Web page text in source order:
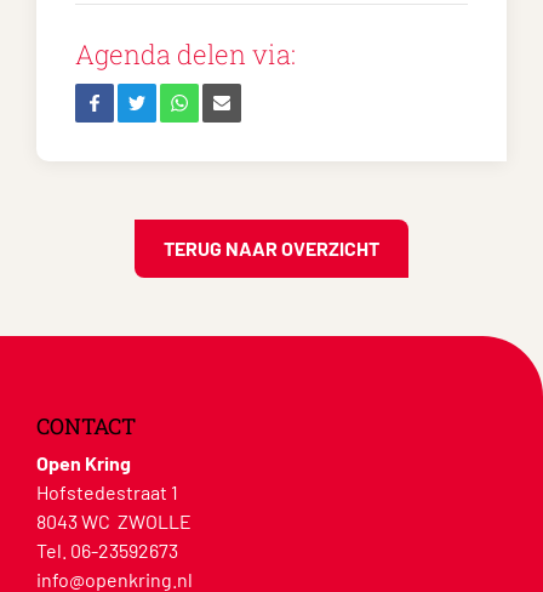
Agenda delen via:
TERUG NAAR OVERZICHT
CONTACT
Open Kring
Hofstedestraat 1
8043 WC ZWOLLE
Tel. 06-23592673
info@openkring.nl